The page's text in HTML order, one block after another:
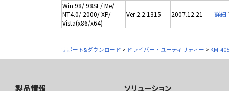
Win 98/ 98SE/ Me/
NT4.0/ 2000/ XP/
Vista(x86/x64)
Ver 2.2.1315 2007.12.21 詳細
サポート&ダウンロード > ドライバー・ユーティリティー > KM-
製品情報 ソリューション